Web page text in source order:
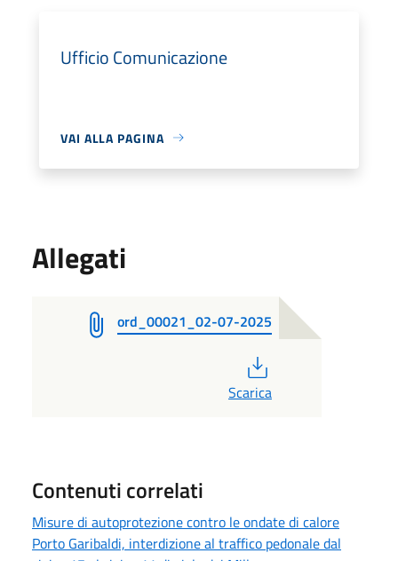
Ufficio Comunicazione
VAI ALLA PAGINA
Allegati
ord_00021_02-07-2025
Scarica
Contenuti correlati
Misure di autoprotezione contro le ondate di calore
Porto Garibaldi, interdizione al traffico pedonale dal